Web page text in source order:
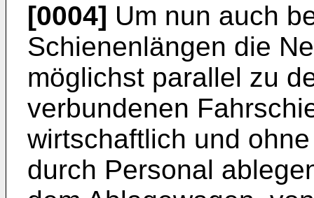
[0004] Um nun auch
Schienenlängen die
möglichst parallel zu
verbundenen
wirtschaftlich und
durch Personal